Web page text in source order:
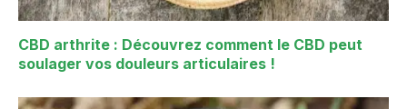
CBD arthrite : Découvrez comment le CBD peut
soulager vos douleurs articulaires !